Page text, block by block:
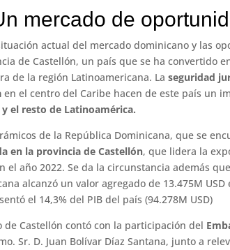
mercado de
actual del mercado dominicano y las
de Castellón, un país que se ha convertido
de la región Latinoamericana. Laseguridad
en el centro del Caribe hacen de este país un
el resto de Latinoamérica.
de la República Dominicana, que se
en la provincia de Castellón, que lidera la
el año 2022. Se da la circunstancia además
alcanzó un valor agregado de 13.475M USD
el 14,3% del PIB del país (94.278M USD)
Castellón contó con la participación del
Sr. D. Juan Bolívar Díaz Santana, junto a